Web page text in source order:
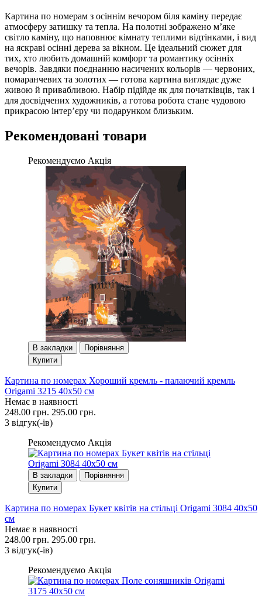
Картина по номерам з осіннім вечором біля каміну передає
атмосферу затишку та тепла. На полотні зображено м’яке
світло каміну, що наповнює кімнату теплими відтінками, і вид
на яскраві осінні дерева за вікном. Це ідеальний сюжет для
тих, хто любить домашній комфорт та романтику осінніх
вечорів. Завдяки поєднанню насичених кольорів — червоних,
помаранчевих та золотих — готова картина виглядає дуже
живою й привабливою. Набір підійде як для початківців, так і
для досвідчених художників, а готова робота стане чудовою
прикрасою інтер’єру чи подарунком близьким.
Рекомендовані товари
Рекомендуємо Акція
В закладки
Порівняння
Купити
Картина по номерах Хороший кремль - палаючий кремль
Origami 3215 40x50 см
Немає в наявності
248.00 грн. 295.00 грн.
3 вiдгук(-iв)
Рекомендуємо Акція
В закладки
Порівняння
Купити
Картина по номерах Букет квітів на стільці Origami 3084 40x50
см
Немає в наявності
248.00 грн. 295.00 грн.
3 вiдгук(-iв)
Рекомендуємо Акція